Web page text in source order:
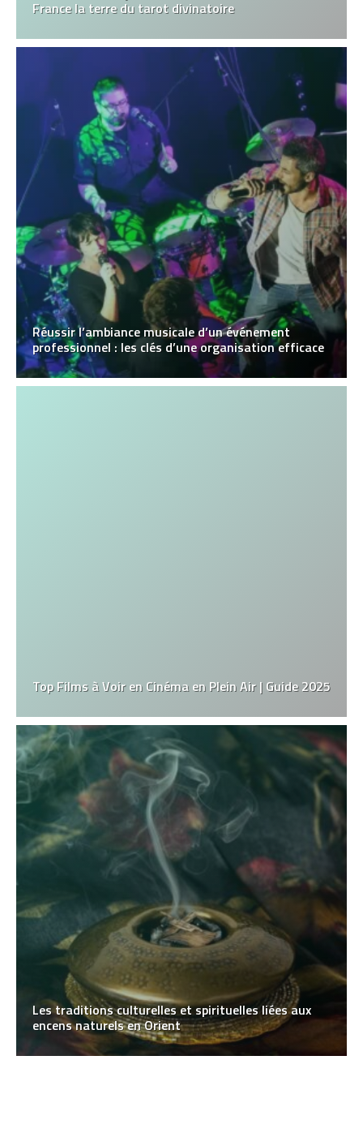
France la terre du tarot divinatoire
Réussir l’ambiance musicale d’un événement
professionnel : les clés d’une organisation efficace
Top Films à Voir en Cinéma en Plein Air | Guide 2025
Les traditions culturelles et spirituelles liées aux
encens naturels en Orient